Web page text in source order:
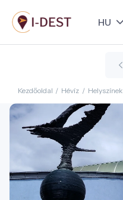
Ugrás
a
tartalomra
Kezdőoldal / Hévíz / Helyszínek